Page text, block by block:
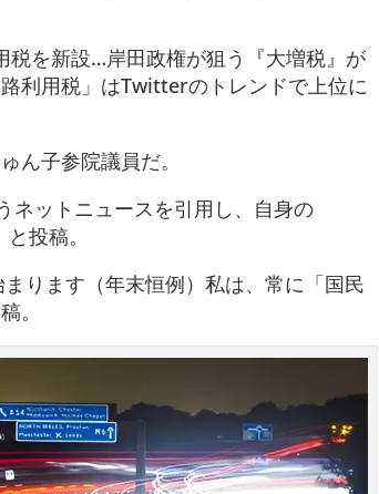
税を新設…岸田政権が狙う『大増税』が
利用税」はTwitterのトレンドで上位に
ん子参院議員だ。
ネットニュースを引用し、自身の
投稿。
ります（年末恒例）私は、常に「国民
。